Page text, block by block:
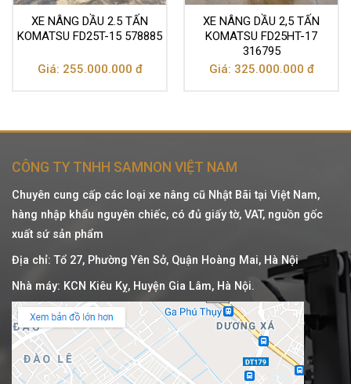
XE NÂNG DẦU 2.5 TẤN
KOMATSU FD25T-15 578885
Giá: 255.000.000 đ
XE NÂNG DẦU 2,5 TẤN
KOMATSU FD25HT-17
316795
Giá: 325.000.000 đ
CÔNG TY TNHH SAMNON VIỆT NAM
Chuyên cung cấp các loại xe nâng cũ Nhật Bãi tại Việt Nam,
hàng nhập khẩu nguyên chiếc, có đủ giấy tờ, VAT, nguồn gốc
xuất sứ sản phẩm
Địa chỉ: Tổ 27, Phường Yên Sở, Quận Hoàng Mai, Hà Nội
Nhà máy: KCN Kiêu Kỵ, Huyện Gia Lâm, Hà Nội.